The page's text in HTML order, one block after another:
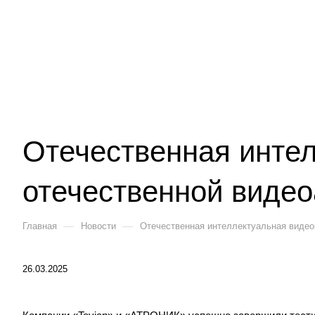
Отечественная
отечественной
Главная — Новости — Отечественная интеллектуальная
26.03.2025